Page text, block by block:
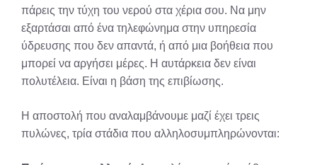
πάρεις την τύχη του νερού στα χέρια σου. Να μην
εξαρτάσαι από ένα τηλεφώνημα στην υπηρεσία
ύδρευσης που δεν απαντά, ή από μια βοήθεια που
μπορεί να αργήσει μέρες. Η αυτάρκεια δεν είναι
πολυτέλεια. Είναι η βάση της επιβίωσης.
Η αποστολή που αναλαμβάνουμε μαζί έχει τρεις
πυλώνες, τρία στάδια που αλληλοσυμπληρώνονται: